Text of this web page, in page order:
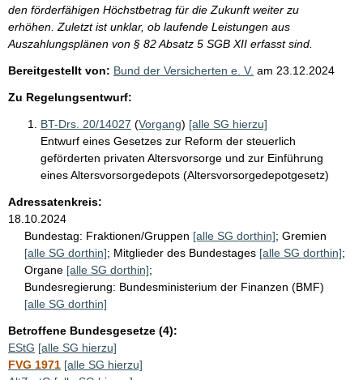
den förderfähigen Höchstbetrag für die Zukunft weiter zu
erhöhen. Zuletzt ist unklar, ob laufende Leistungen aus
Auszahlungsplänen von § 82 Absatz 5 SGB XII erfasst sind.
Bereitgestellt von: Bund der Versicherten e. V. am 23.12.2024
Zu Regelungsentwurf:
BT-Drs. 20/14027 (Vorgang) [alle SG hierzu]
Entwurf eines Gesetzes zur Reform der steuerlich
geförderten privaten Altersvorsorge und zur Einführung
eines Altersvorsorgedepots (Altersvorsorgedepotgesetz)
Adressatenkreis:
18.10.2024
Bundestag: Fraktionen/Gruppen [alle SG dorthin]; Gremien
[alle SG dorthin]; Mitglieder des Bundestages [alle SG dorthin];
Organe [alle SG dorthin];
Bundesregierung: Bundesministerium der Finanzen (BMF)
[alle SG dorthin]
Betroffene Bundesgesetze (4):
EStG [alle SG hierzu]
FVG 1971 [alle SG hierzu]